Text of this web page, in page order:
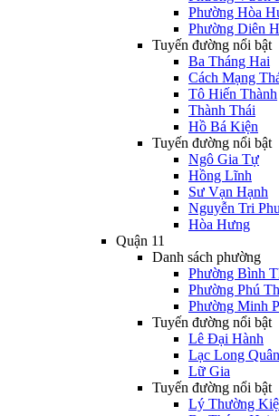
Phường Hòa
Phường Diên
Tuyến đường nổi bật
Ba Tháng Hai
Cách Mạng
Tô Hiến Thành
Thành Thái
Hồ Bá Kiện
Tuyến đường nổi bật
Ngô Gia Tự
Hồng Lĩnh
Sư Vạn Hạnh
Nguyễn Tri
Hòa Hưng
Quận 11
Danh sách phường
Phường Bình
Phường Phú
Phường Minh
Tuyến đường nổi bật
Lê Đại Hành
Lạc Long Quân
Lữ Gia
Tuyến đường nổi bật
Lý Thường